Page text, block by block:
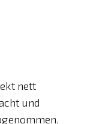
nett
und